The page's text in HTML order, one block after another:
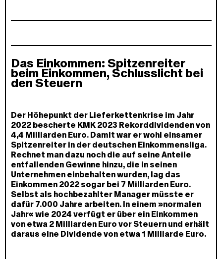
Das Einkommen: Spitzenreiter
beim Einkommen, Schlusslicht bei
den Steuern
Der Höhepunkt der Lieferkettenkrise im Jahr
2022 bescherte KMK 2023 Rekorddividenden von
4,4 Milliarden Euro. Damit war er wohl einsamer
Spitzenreiter in der deutschen Einkommensliga.
Rechnet man dazu noch die auf seine Anteile
entfallenden Gewinne hinzu, die in seinen
Unternehmen einbehalten wurden, lag das
Einkommen 2022 sogar bei 7 Milliarden Euro.
Selbst als hochbezahlter Manager müsste er
dafür 7.000 Jahre arbeiten. In einem »normalen
Jahr« wie 2024 verfügt er über ein Einkommen
von etwa 2 Milliarden Euro vor Steuern und erhält
daraus eine Dividende von etwa 1 Milliarde Euro.